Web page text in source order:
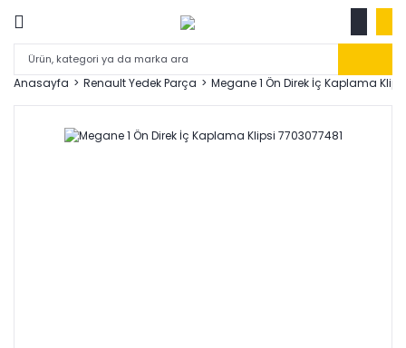
Anasayfa Renault Yedek Parça Megane 1 Ön Direk İç Kaplama